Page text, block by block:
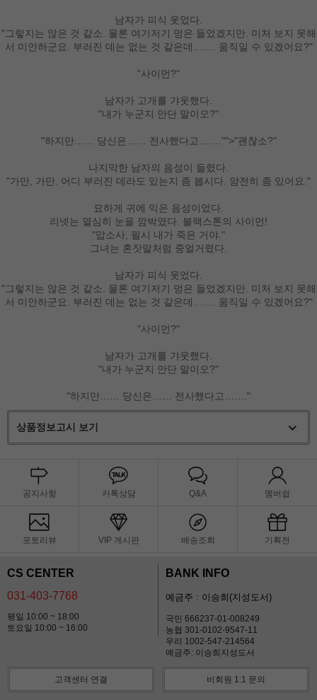
남자가 피식 웃었다.
"그렇지는 않은 것 같소. 물론 여기저기 멍은 들었겠지만. 미처 보지 못해
서 미안하군요. 부러진 데는 없는 것 같은데……. 움직일 수 있겠어요?"
"사이먼?"
남자가 고개를 갸웃했다.
"내가 누군지 안단 말이오?"
"하지만…… 당신은…… 전사했다고……."">"괜찮소?"
나지막한 남자의 음성이 들렸다.
"가만, 가만. 어디 부러진 데라도 있는지 좀 봅시다. 얌전히 좀 있어요."
묘하게 귀에 익은 음성이었다.
리넷는 열심히 눈을 깜박였다. 블랙스톤의 사이먼!
"맙소사, 필시 내가 죽은 거야."
그녀는 혼잣말처럼 중얼거렸다.
남자가 피식 웃었다.
"그렇지는 않은 것 같소. 물론 여기저기 멍은 들었겠지만. 미처 보지 못해
서 미안하군요. 부러진 데는 없는 것 같은데……. 움직일 수 있겠어요?"
"사이먼?"
남자가 고개를 갸웃했다.
"내가 누군지 안단 말이오?"
"하지만…… 당신은…… 전사했다고……."
상품정보고시 보기
공지사항 카톡상담 Q&A 멤버쉽
포토리뷰 VIP 게시판 배송조회 기획전
CS CENTER
031-403-7768
평일 10:00 ~ 18:00
토요일 10:00 ~ 16:00
BANK INFO
예금주 : 이승희(지성도서)
국민 666237-01-008249
농협 301-0102-9547-11
우리 1002-547-214564
예금주: 이승희지성도서
고객센터 연결 비회원 1:1 문의